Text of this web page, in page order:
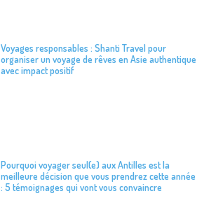
Voyages responsables : Shanti Travel pour
organiser un voyage de rêves en Asie authentique
avec impact positif
Pourquoi voyager seul(e) aux Antilles est la
meilleure décision que vous prendrez cette année
: 5 témoignages qui vont vous convaincre